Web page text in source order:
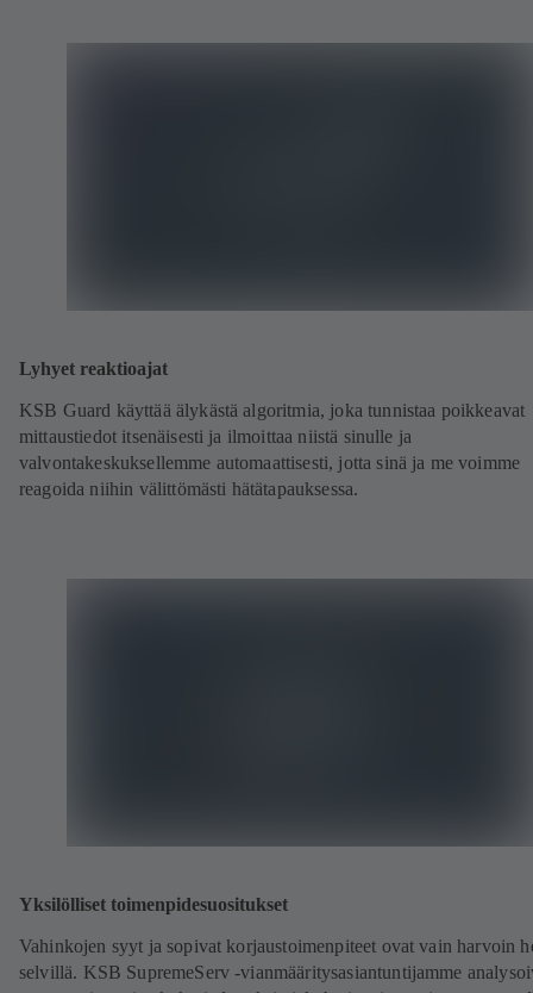
Lyhyet reaktioajat
KSB Guard käyttää älykästä algoritmia, joka tunnistaa poikkeavat
mittaustiedot itsenäisesti ja ilmoittaa niistä sinulle ja
valvontakeskuksellemme automaattisesti, jotta sinä ja me voimme
reagoida niihin välittömästi hätätapauksessa.
Yksilölliset toimenpidesuositukset
Vahinkojen syyt ja sopivat korjaustoimenpiteet ovat vain harvoin
selvillä. KSB SupremeServ -vianmääritysasiantuntijamme